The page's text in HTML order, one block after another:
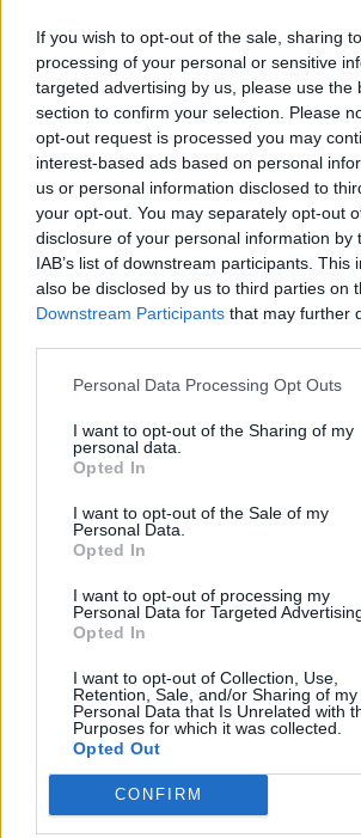
If you wish to opt-out of the sale, sharing
processing of your personal or sensitive
targeted advertising by us, please use the
section to confirm your selection. Please
opt-out request is processed you may
interest-based ads based on personal
us or personal information disclosed to
your opt-out. You may separately opt-out
disclosure of your personal information by
IAB’s list of downstream participants. This
also be disclosed by us to third parties on
Downstream Participants that may further
Personal Data Processing Opt Outs
I want to opt-out of the Sharing of my
personal data.
Opted In
I want to opt-out of the Sale of my
Personal Data.
Opted In
I want to opt-out of processing my
Personal Data for Targeted
Opted In
I want to opt-out of Collection, Use,
Retention, Sale, and/or Sharing of my
Personal Data that Is Unrelated with
Purposes for which it was collected.
Opted Out
CONFIRM
Γίνε ο ρεπόρτερ του
ΣΤΕΊΛΕ ΤΗΝ ΕΊΔΗΣΗ
Ροή ειδήσεων
05:52
ΕΝΦΙΑ: Τα λάθη στις μεταβιβάσεις που
έλεγχο του σακχάρου
Το απολαυστικό βίντεο της Νατάσας
μητέρα της
Ο έρωτας θα πρωταγωνιστήσει στη
ζωδίων τον Αύγουστο
Καύσωνας στο γραφείο: Πόσο μπορεί να
dress code
Παιδιά στην πισίνα: 6 απαράβατοι